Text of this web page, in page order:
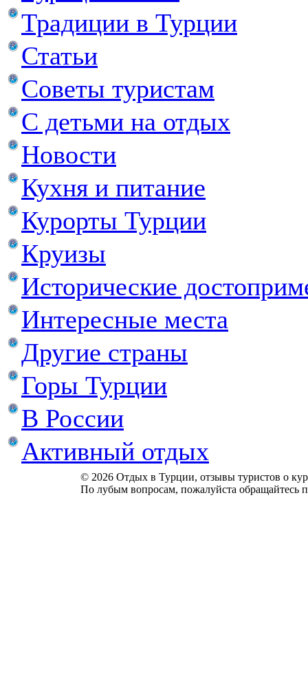
Традиции в Турции
Статьи
Советы туристам
С детьми на отдых
Новости
Кухня и питание
Курорты Турции
Круизы
Исторические
Интересные места
Другие страны
Горы Турции
В России
Активный отдых
© 2026 Отдых в Турции, отзывы туристов о
По лубым вопросам, пожалуйста обращайтесь